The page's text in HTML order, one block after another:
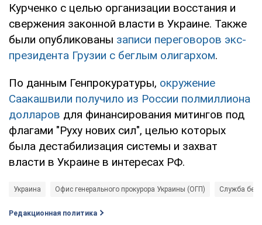
Курченко с целью организации восстания и
свержения законной власти в Украине. Также
были опубликованы записи переговоров экс-
президента Грузии с беглым олигархом.
По данным Генпрокуратуры, окружение
Саакашвили получило из России полмиллиона
долларов для финансирования митингов под
флагами "Руху нових сил", целью которых
была дестабилизация системы и захват
власти в Украине в интересах РФ.
Украина Офис генерального прокурора Украины (ОГП) Служба
Редакционная политика